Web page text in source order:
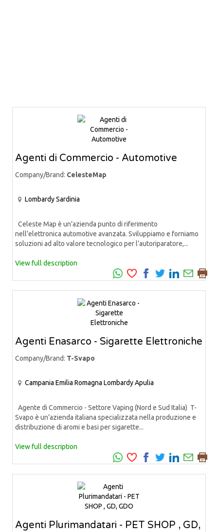
Agenti di Commercio - Automotive
Company/Brand: CelesteMap
LombardySardinia
Celeste Map è un’azienda punto di riferimento
nell’elettronica automotive avanzata. Sviluppiamo e forniamo
soluzioni ad alto valore tecnologico per l’autoriparatore,...
View full description
Agenti Enasarco - Sigarette Elettroniche
Company/Brand: T-Svapo
Campania Emilia Romagna LombardyApulia
Agente di Commercio - Settore Vaping (Nord e Sud Italia) T-
Svapo è un’azienda italiana specializzata nella produzione e
distribuzione di aromi e basi per sigarette...
View full description
Agenti Plurimandatari - PET SHOP , GD,